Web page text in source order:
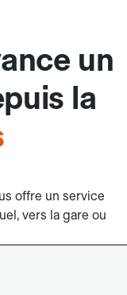
un
la
offre un service
vers la gare ou